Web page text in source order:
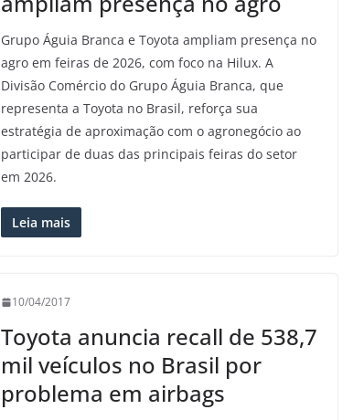
Grupo Águia Branca e Toyota ampliam presença no
agro em feiras de 2026, com foco na Hilux. A
Divisão Comércio do Grupo Águia Branca, que
representa a Toyota no Brasil, reforça sua
estratégia de aproximação com o agronegócio ao
participar de duas das principais feiras do setor
em 2026.
Leia mais
10/04/2017
Toyota anuncia recall de 538,7
mil veículos no Brasil por
problema em airbags